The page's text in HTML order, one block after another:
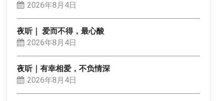
2026年8月4日
夜听｜ 爱而不得，最心酸
2026年8月4日
夜听｜有幸相爱，不负情深
2026年8月4日